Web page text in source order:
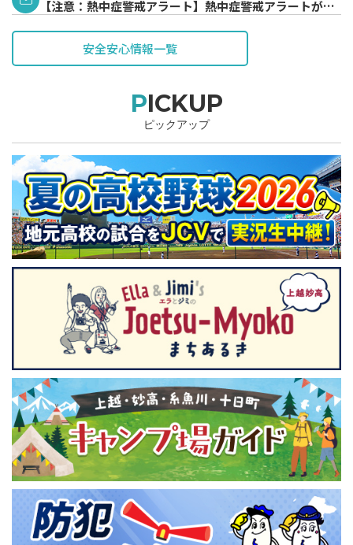
【注意：熱中症警戒アラート】熱中症警戒アラートが発
安全安心情報一覧
PICKUP
ピックアップ